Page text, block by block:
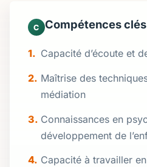
C Compétences clés
Capacité d’écoute et
Maîtrise des
médiation
Connaissances en
développement de
Capacité à travailler